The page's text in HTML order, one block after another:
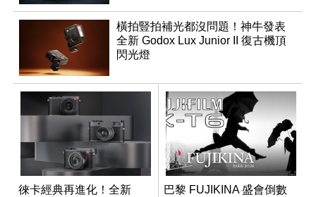
橫拍豎拍補光都沒問題！神牛發表
全新 Godox Lux Junior II 復古機頂
閃光燈
徠卡經典再進化！全新
巴黎 FUJIKINA 盛會倒數